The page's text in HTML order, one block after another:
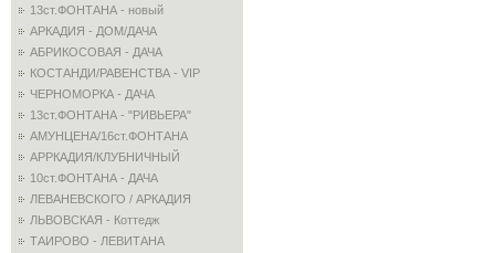
13ст.ФОНТАНА - новый
АРКАДИЯ - ДОМ/ДАЧА
АБРИКОСОВАЯ - ДАЧА
КОСТАНДИ/РАВЕНСТВА - VIP
ЧЕРНОМОРКА - ДАЧА
13ст.ФОНТАНА - "РИВЬЕРА"
АМУНЦЕНА/16ст.ФОНТАНА
АРРКАДИЯ/КЛУБНИЧНЫЙ
10ст.ФОНТАНА - ДАЧА
ЛЕВАНЕВСКОГО / АРКАДИЯ
ЛЬВОВСКАЯ - Коттедж
ТАИРОВО - ЛЕВИТАНА